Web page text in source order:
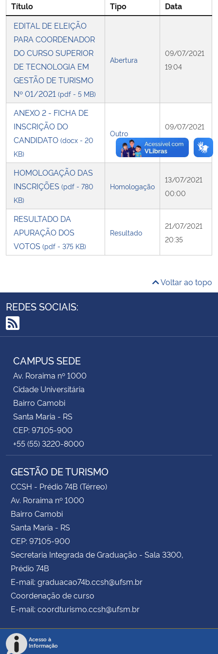
Secretaria-Geral
Gabinete de Segurança Institucional
Advocacia-Geral da União
Banco Central do Brasil
Planalto
Título Tipo
Data
EDITAL DE ELEIÇÃO
PARA COORDENADOR
DO CURSO SUPERIOR
DE TECNOLOGIA EM
GESTÃO DE TURISMO
Nº 01/2021 (pdf - 5 MB)
Abertura
09/07/2021
19:04
ANEXO 2 - FICHA DE
INSCRIÇÃO DO
CANDIDATO (docx - 20
KB)
Outro
09/07/2021
19:04
HOMOLOGAÇÃO DAS
INSCRIÇÕES (pdf - 780
KB)
Homologação
13/07/2021
00:00
RESULTADO DA
APURAÇÃO DOS
VOTOS (pdf - 375 KB)
Resultado
21/07/2021
20:35
Voltar ao topo
REDES SOCIAIS:
RSS
CAMPUS SEDE
Av. Roraima nº 1000
Cidade Universitária
Bairro Camobi
Santa Maria - RS
CEP: 97105-900
+55 (55) 3220-8000
GESTÃO DE TURISMO
CCSH - Prédio 74B (Térreo)
Av. Roraima nº 1000
Bairro Camobi
Santa Maria - RS
CEP: 97105-900
Secretaria Integrada de Graduação - Sala 3300,
Prédio 74B
E-mail: graduacao74b.ccsh@ufsm.br
Coordenação de curso
E-mail: coordturismo.ccsh@ufsm.br
Acesso à
Informação